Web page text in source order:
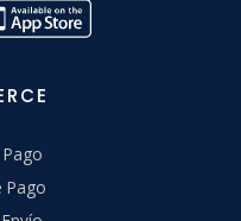
Pago